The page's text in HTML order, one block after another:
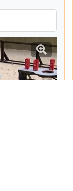
ve Sercan